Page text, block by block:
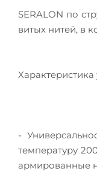
SERALON по
витых нитей, в
-
температуру
армированные